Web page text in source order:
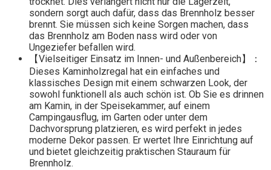
sondern sorgt auch dafür, dass das Brennholz besser
brennt. Sie müssen sich keine Sorgen machen, dass
das Brennholz am Boden nass wird oder von
Ungeziefer befallen wird.
【Vielseitiger Einsatz im Innen- und Außenbereich】：
Dieses Kaminholzregal hat ein einfaches und
klassisches Design mit einem schwarzen Look, der
sowohl funktionell als auch schön ist. Ob Sie es drinnen
am Kamin, in der Speisekammer, auf einem
Campingausflug, im Garten oder unter dem
Dachvorsprung platzieren, es wird perfekt in jedes
moderne Dekor passen. Er wertet Ihre Einrichtung auf
und bietet gleichzeitig praktischen Stauraum für
Brennholz.